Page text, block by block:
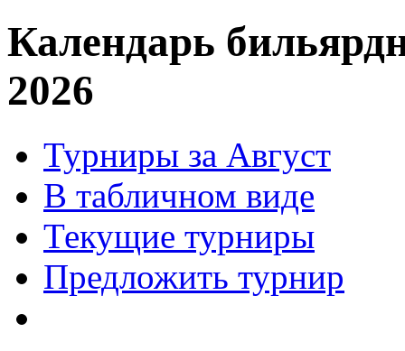
Календарь
2026
Турниры за Август
В табличном виде
Текущие турниры
Предложить турнир